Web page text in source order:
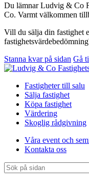
Du lämnar Ludvig & Co
Co. Varmt välkommen
Vill du sälja din fastighet
Stanna kvar på sidan Gå
Fastigheter till salu
Sälja fastighet
Köpa fastighet
Värdering
Skoglig rådgivning
Våra event och
Kontakta oss